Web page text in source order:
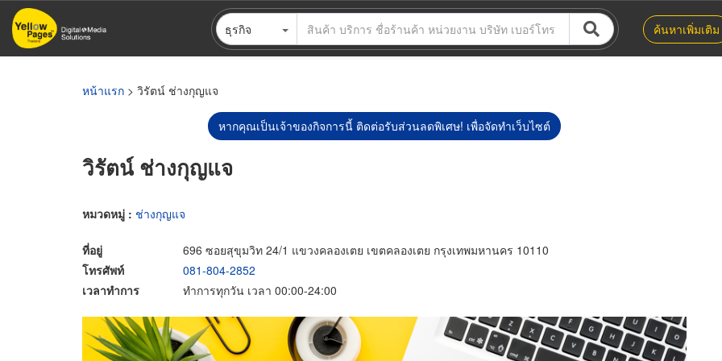
ข้าม
ไป
ธุรกิจ ค้นหาเพิ่มเติม
หน้าแรก > วิรัตน์ ช่างกุญแจ
หากคุณเป็นเจ้าของกิจการนี้ ติดต่อรับส่วนลดพิเศษ! เพื่อจัดทำเว็บไซต์
วิรัตน์ ช่างกุญแจ
หมวดหมู่ : ช่างกุญแจ
ที่อยู่
696 ซอยสุขุมวิท 24/1 แขวงคลองเตย เขตคลองเตย กรุงเทพมหานคร 10110
โทรศัพท์
081-804-2852
เวลาทำการ
ทำการทุกวัน เวลา 00:00-24:00